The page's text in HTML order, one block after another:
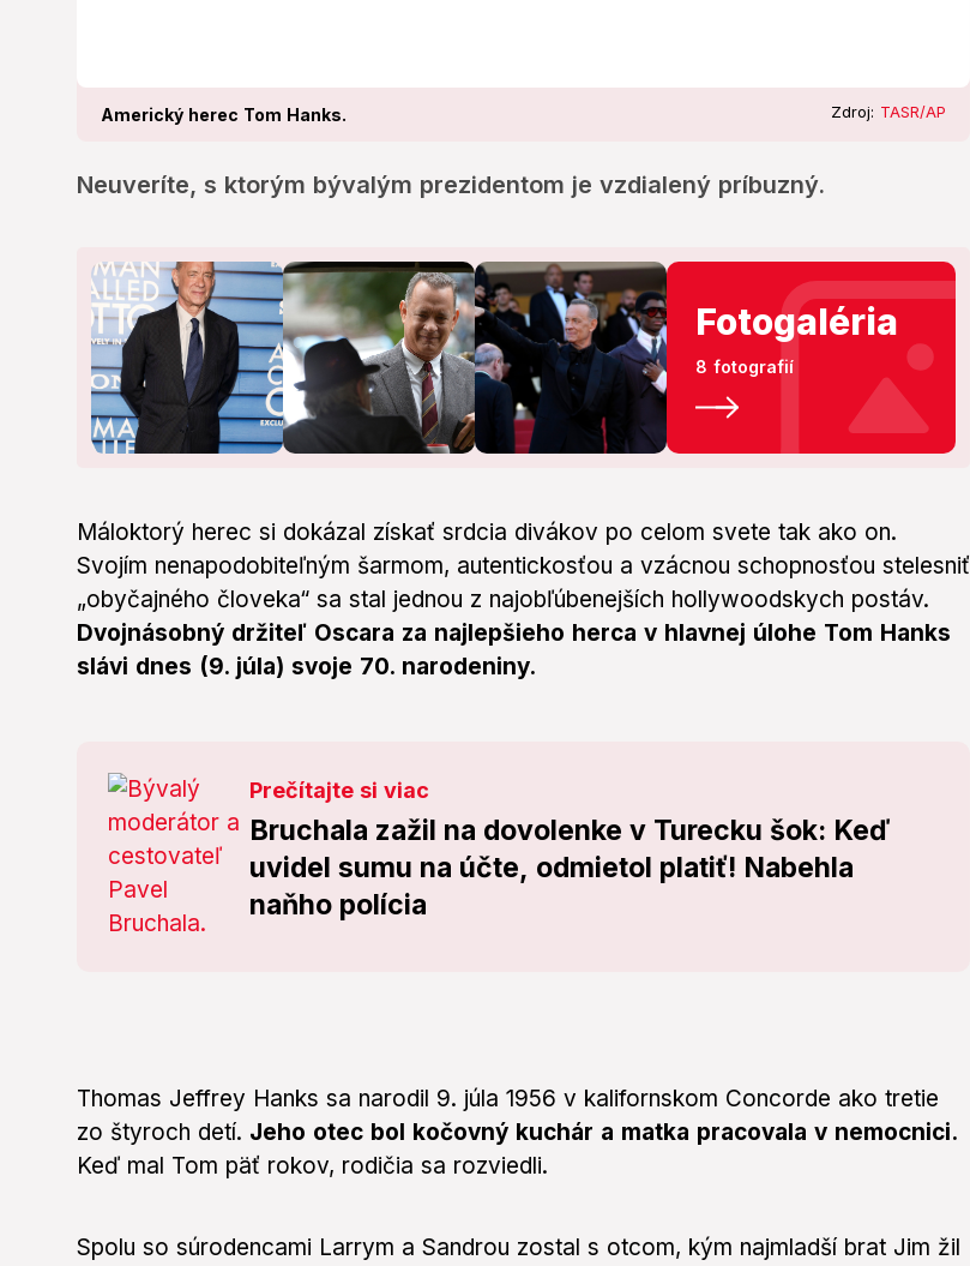
Americký herec Tom Hanks. Zdroj: TASR/AP
Neuveríte, s ktorým bývalým prezidentom je vzdialený príbuzný.
Fotogaléria
8 fotografií
Máloktorý herec si dokázal získať srdcia divákov po celom svete tak ako on.
Svojím nenapodobiteľným šarmom, autentickosťou a vzácnou schopnosťou stelesniť
„obyčajného človeka“ sa stal jednou z najobľúbenejších hollywoodskych postáv.
Dvojnásobný držiteľ Oscara za najlepšieho herca v hlavnej úlohe Tom Hanks
slávi dnes (9. júla) svoje 70. narodeniny.
Prečítajte si viac
Bruchala zažil na dovolenke v Turecku šok: Keď
uvidel sumu na účte, odmietol platiť! Nabehla
naňho polícia
Thomas Jeffrey Hanks sa narodil 9. júla 1956 v kalifornskom Concorde ako tretie
zo štyroch detí. Jeho otec bol kočovný kuchár a matka pracovala v nemocnici.
Keď mal Tom päť rokov, rodičia sa rozviedli.
Spolu so súrodencami Larrym a Sandrou zostal s otcom, kým najmladší brat Jim žil